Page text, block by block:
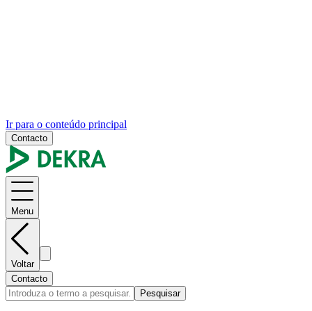
Ir para o conteúdo principal
Contacto
Menu
Voltar
Contacto
Pesquisar